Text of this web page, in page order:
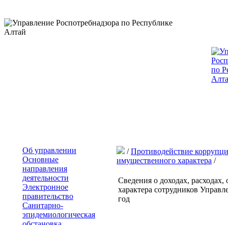
Об управлении
Основные
направления
деятельности
Электронное
правительство
Санитарно-
эпидемиологическая
/Противодействие
имущественного характера /
Сведения о доходах,
характера сотрудников
год